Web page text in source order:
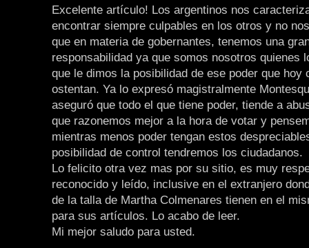
Excelente artículo! Los argentinos nos
encontrar siempre culpables en los otros y no
que en materia de gobernantes, tenemos una
responsabilidad ya que somos nosotros quienes
que le dimos la posibilidad de ese poder que hoy
ostentan. Ya lo expresó magistralmente
aseguró que todo el que tiene poder, tiende a
que razonemos mejor a la hora de votar y
mientras menos poder tengan estos
posibilidad de control tendremos los ciudadanos.
Lo felicito otra vez mas por su sitio, es muy
reconocido y leído, inclusive en el extranjero
de la talla de Martha Colmenares tienen en el
para sus artículos. Lo acabo de leer.
Mi mejor saludo para usted.